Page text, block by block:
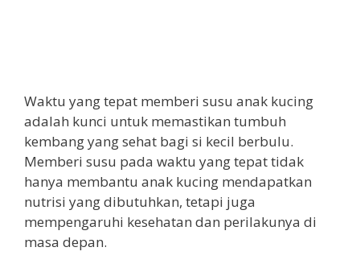
Waktu yang tepat memberi susu anak kucing
adalah kunci untuk memastikan tumbuh
kembang yang sehat bagi si kecil berbulu.
Memberi susu pada waktu yang tepat tidak
hanya membantu anak kucing mendapatkan
nutrisi yang dibutuhkan, tetapi juga
mempengaruhi kesehatan dan perilakunya di
masa depan.